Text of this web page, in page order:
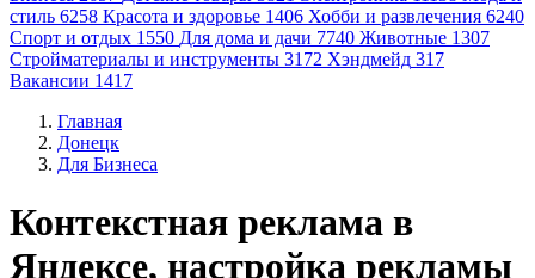
стиль 6258 Красота и здоровье 1406 Хобби и развлечения 6240
Спорт и отдых 1550 Для дома и дачи 7740 Животные 1307
Стройматериалы и инструменты 3172 Хэндмейд 317
Вакансии 1417
Главная
Донецк
Для Бизнеса
Контекстная реклама в
Яндексе, настройка рекламы